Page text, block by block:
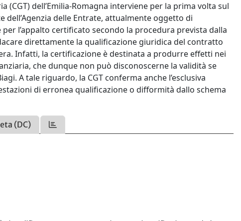
(CGT) dell’Emilia-Romagna interviene per la prima volta sul
delle Entrate, attualmente oggetto di
l’appalto certificato secondo la procedura prevista dalla
direttamente la qualificazione giuridica del contratto
Infatti, la certificazione è destinata a produrre effetti nei
che dunque non può disconoscerne la validità se
A tale riguardo, la CGT conferma anche l’esclusiva
di erronea qualificazione o difformità dallo schema
(DC)